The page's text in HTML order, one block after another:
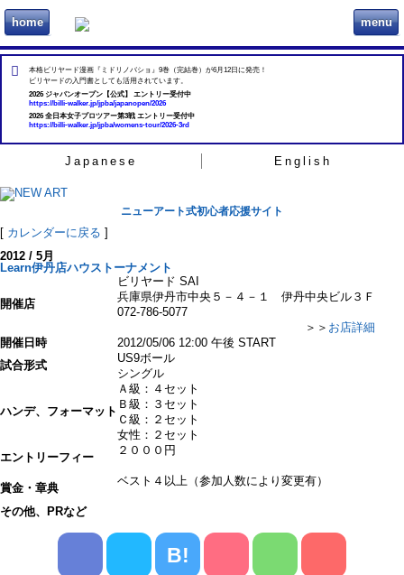
home ビリヲカ menu
本格ビリヤード漫画『ミドリノバショ』9巻（完結巻）が6月12日に発売！
ビリヤードの入門書としても活用されています。
2026 ジャパンオープン【公式】 エントリー受付中
https://billi-walker.jp/jpba/japanopen/2026
2026 全日本女子プロツアー第3戦 エントリー受付中
https://billi-walker.jp/jpba/womens-tour/2026-3rd
Japanese English
ニューアート式初心者応援サイト
[ カレンダーに戻る ]
2012 / 5月
Learn伊丹店ハウストーナメント
開催店
ビリヤード SAI
兵庫県伊丹市中央５－４－１ 伊丹中央ビル３Ｆ
072-786-5077
＞＞ お店詳細
開催日時
2012/05/06 12:00 午後 START
試合形式
US9ボール
シングル
ハンデ、フォーマット
Ａ級：４セット
Ｂ級：３セット
Ｃ級：２セット
女性：２セット
エントリーフィー
２０００円
賞金・章典
ベスト４以上（参加人数により変更有）
その他、PRなど
B!